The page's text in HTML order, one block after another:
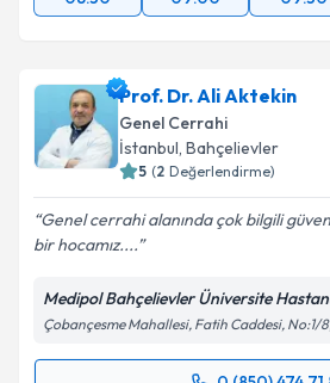
Prof. Dr. Ali Aktekin
Genel Cerrahi
İstanbul, Bahçelievler
5 (2 Değerlendirme)
Genel cerrahi alanında çok bilgili
bir hocamız....
Medipol Bahçelievler Üniversite
Çobançesme Mahallesi, Fatih Caddesi, No:1/